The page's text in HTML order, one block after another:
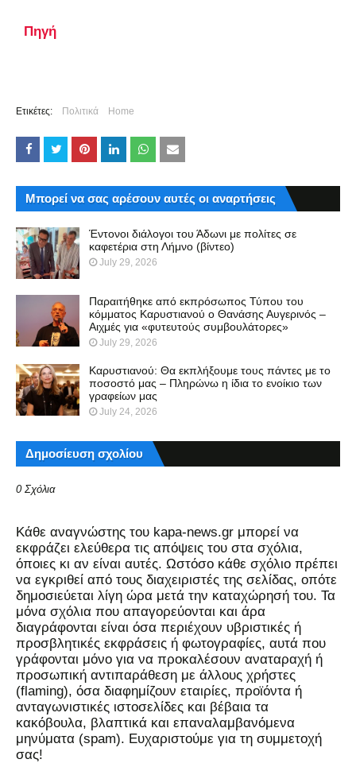
Πηγή
Ετικέτες: Πολιτικά Home
Μπορεί να σας αρέσουν αυτές οι αναρτήσεις
Έντονοι διάλογοι του Άδωνι με πολίτες σε
καφετέρια στη Λήμνο (βίντεο)
July 29, 2026
Παραιτήθηκε από εκπρόσωπος Τύπου του
κόμματος Καρυστιανού ο Θανάσης Αυγερινός –
Αιχμές για «φυτευτούς συμβουλάτορες»
July 29, 2026
Καρυστιανού: Θα εκπλήξουμε τους πάντες με το
ποσοστό μας – Πληρώνω η ίδια το ενοίκιο των
γραφείων μας
July 24, 2026
Δημοσίευση σχολίου
0 Σχόλια
Kάθε αναγνώστης του kapa-news.gr μπορεί να
εκφράζει ελεύθερα τις απόψεις του στα σχόλια,
όποιες κι αν είναι αυτές. Ωστόσο κάθε σχόλιο πρέπει
να εγκριθεί από τους διαχειριστές της σελίδας, οπότε
δημοσιεύεται λίγη ώρα μετά την καταχώρησή του. Τα
μόνα σχόλια που απαγορεύονται και άρα
διαγράφονται είναι όσα περιέχουν υβριστικές ή
προσβλητικές εκφράσεις ή φωτογραφίες, αυτά που
γράφονται μόνο για να προκαλέσουν αναταραχή ή
προσωπική αντιπαράθεση με άλλους χρήστες
(flaming), όσα διαφημίζουν εταιρίες, προϊόντα ή
ανταγωνιστικές ιστοσελίδες και βέβαια τα
κακόβουλα, βλαπτικά και επαναλαμβανόμενα
μηνύματα (spam). Ευχαριστούμε για τη συμμετοχή
σας!